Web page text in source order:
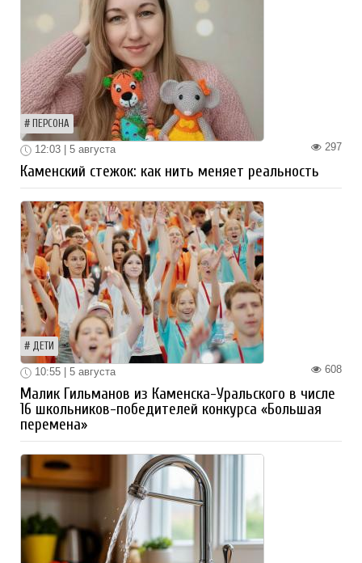
ПЕРСОНА
297
12:03 | 5 августа
Каменский стежок: как нить меняет реальность
ДЕТИ
608
10:55 | 5 августа
Малик Гильманов из Каменска-Уральского в числе
16 школьников-победителей конкурса «Большая
перемена»